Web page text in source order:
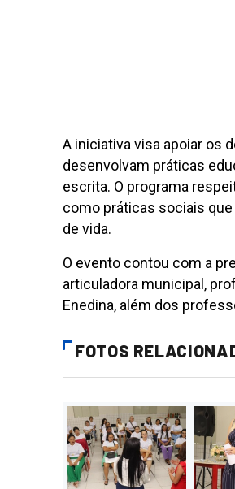
A iniciativa visa apoiar os
desenvolvam práticas
escrita. O programa
como práticas sociais
de vida.
O evento contou com a
articuladora municipal,
Enedina, além dos
FOTOS